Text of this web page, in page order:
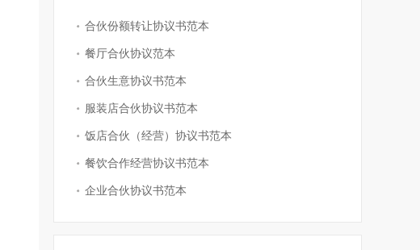
合伙份额转让协议书范本
餐厅合伙协议范本
合伙生意协议书范本
服装店合伙协议书范本
饭店合伙（经营）协议书范本
餐饮合作经营协议书范本
企业合伙协议书范本